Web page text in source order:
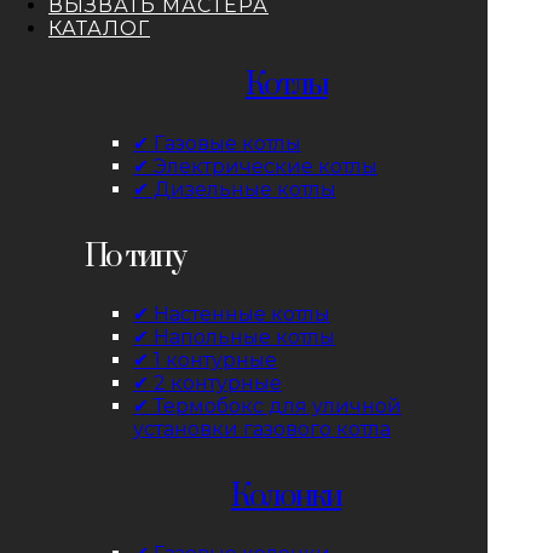
ВЫЗВАТЬ МАСТЕРА
КАТАЛОГ
Котлы
✔ Газовые котлы
✔ Электрические котлы
✔ Дизельные котлы
По типу
✔ Настенные котлы
✔ Напольные котлы
✔ 1 контурные
✔ 2 контурные
✔ Термобокс для уличной
установки газового котла
Колонки